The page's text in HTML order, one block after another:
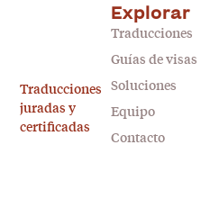
Traducciones
juradas y
certificadas
Explorar
Traducciones
Guías de visas
Soluciones
Equipo
Contacto